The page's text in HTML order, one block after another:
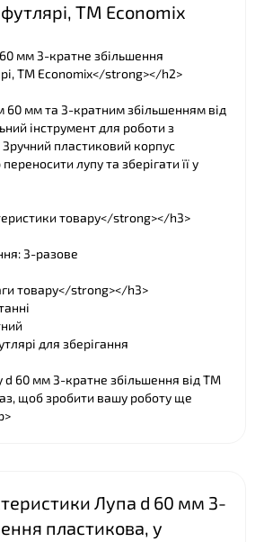
TM Economix
мм 3-кратне збільшення
TM Economix</strong></h2>
60 мм та 3-кратним збільшенням від
інструмент для роботи з
пластиковий корпус
лупу та зберігати її у
товару</strong></h3>
3-разове
товару</strong></h3>
для зберігання
d 60 мм 3-кратне збільшення від TM
щоб зробити вашу роботу ще
Лупа d 60 мм 3-
пластикова, у